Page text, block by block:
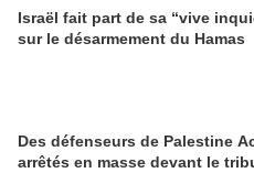
Israël fait part de sa “vive
sur le désarmement du Hamas
Des défenseurs de Palestine
arrêtés en masse devant le